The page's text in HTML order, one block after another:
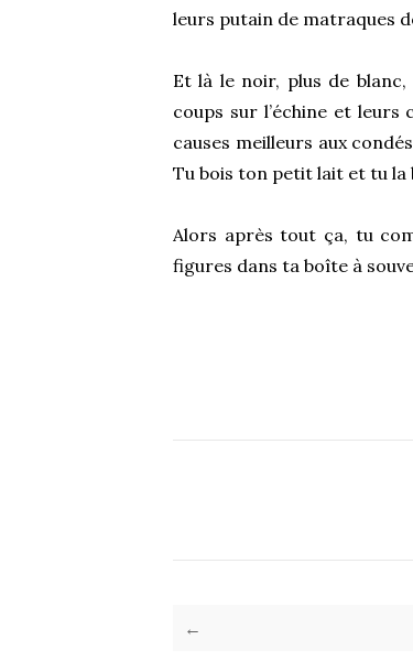
leurs putain de matraques
Et là le noir, plus de
coups sur l’échine et
causes meilleurs aux
Tu bois ton petit lait et tu la
Alors après tout ça, tu
figures dans ta boîte à
←